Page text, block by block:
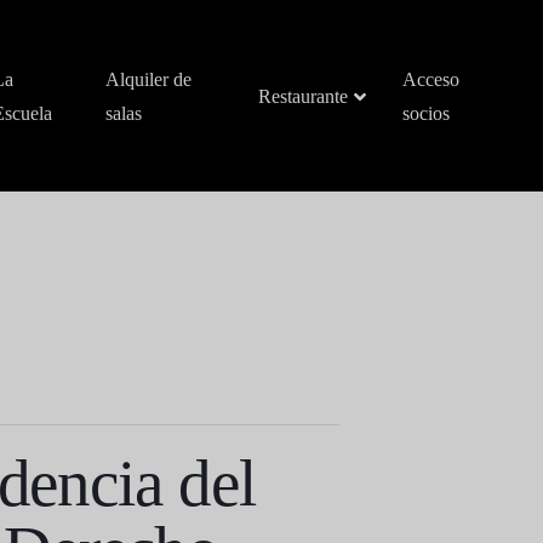
Alquiler de
salas
Restaurante
Acceso
socios
del